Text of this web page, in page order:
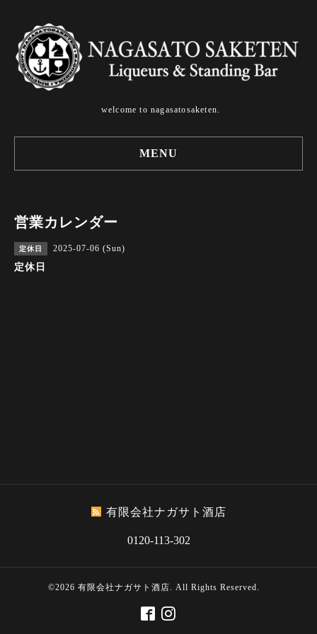
welcome to nagasatosaketen.
MENU
営業カレンダー
定休日 2025-07-06 (Sun)
定休日
有限会社ナガサト酒店
0120-113-302
©2026 有限会社ナガサト酒店. All Rights Reserved.